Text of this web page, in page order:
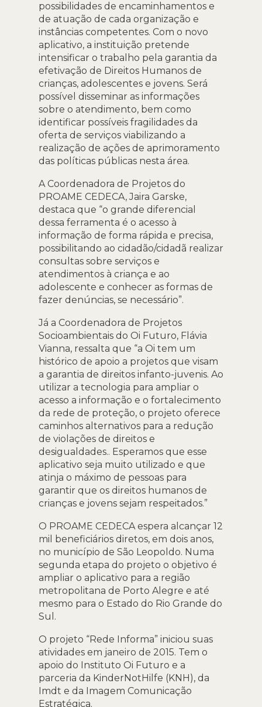
possibilidades de encaminhamentos e
de atuação de cada organização e
instâncias competentes. Com o novo
aplicativo, a instituição pretende
intensificar o trabalho pela garantia da
efetivação de Direitos Humanos de
crianças, adolescentes e jovens. Será
possível disseminar as informações
sobre o atendimento, bem como
identificar possíveis fragilidades da
oferta de serviços viabilizando a
realização de ações de aprimoramento
das políticas públicas nesta área.
A Coordenadora de Projetos do
PROAME CEDECA, Jaira Garske,
destaca que “o grande diferencial
dessa ferramenta é o acesso à
informação de forma rápida e precisa,
possibilitando ao cidadão/cidadã realizar
consultas sobre serviços e
atendimentos à criança e ao
adolescente e conhecer as formas de
fazer denúncias, se necessário”.
Já a Coordenadora de Projetos
Socioambientais do Oi Futuro, Flávia
Vianna, ressalta que “a Oi tem um
histórico de apoio a projetos que visam
a garantia de direitos infanto-juvenis. Ao
utilizar a tecnologia para ampliar o
acesso a informação e o fortalecimento
da rede de proteção, o projeto oferece
caminhos alternativos para a redução
de violações de direitos e
desigualdades.. Esperamos que esse
aplicativo seja muito utilizado e que
atinja o máximo de pessoas para
garantir que os direitos humanos de
crianças e jovens sejam respeitados.”
O PROAME CEDECA espera alcançar 12
mil beneficiários diretos, em dois anos,
no município de São Leopoldo. Numa
segunda etapa do projeto o objetivo é
ampliar o aplicativo para a região
metropolitana de Porto Alegre e até
mesmo para o Estado do Rio Grande do
Sul.
O projeto “Rede Informa” iniciou suas
atividades em janeiro de 2015. Tem o
apoio do Instituto Oi Futuro e a
parceria da KinderNotHilfe (KNH), da
Imdt e da Imagem Comunicação
Estratégica.